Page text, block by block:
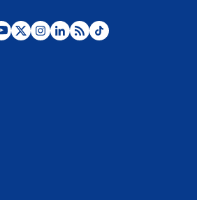
¿Por qué De la Espriella gobernará